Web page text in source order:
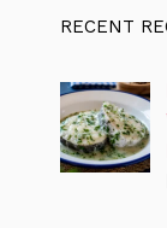
RECENT